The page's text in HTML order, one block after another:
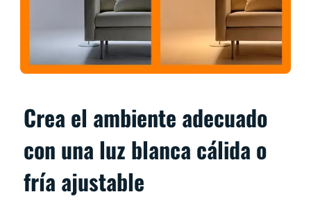
Crea el ambiente adecuado
con una luz blanca cálida o
fría ajustable